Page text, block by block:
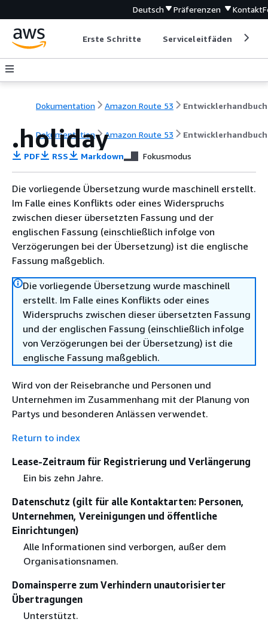
Deutsch Präferenzen Kontakt
Erste Schritte Serviceleitfäden
Dokumentation Amazon Route 53 Entwicklerhandbuch
Dokumentation Amazon Route 53 Entwicklerhandbuch
.holiday
PDF RSS Markdown Fokusmodus
Die vorliegende Übersetzung wurde maschinell erstellt.
Im Falle eines Konflikts oder eines Widerspruchs
zwischen dieser übersetzten Fassung und der
englischen Fassung (einschließlich infolge von
Verzögerungen bei der Übersetzung) ist die englische
Fassung maßgeblich.
Die vorliegende Übersetzung wurde maschinell
erstellt. Im Falle eines Konflikts oder eines
Widerspruchs zwischen dieser übersetzten Fassung
und der englischen Fassung (einschließlich infolge
von Verzögerungen bei der Übersetzung) ist die
englische Fassung maßgeblich.
Wird von der Reisebranche und Personen und
Unternehmen im Zusammenhang mit der Planung von
Partys und besonderen Anlässen verwendet.
Return to index
Lease-Zeitraum für Registrierung und Verlängerung
Ein bis zehn Jahre.
Datenschutz (gilt für alle Kontaktarten: Personen,
Unternehmen, Vereinigungen und öffentliche
Einrichtungen)
Alle Informationen sind verborgen, außer dem
Organisationsnamen.
Domainsperre zum Verhindern unautorisierter
Übertragungen
Unterstützt.